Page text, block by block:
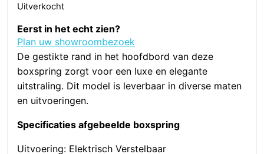
was:
€3.900.€2.925.
Uitverkocht
Eerst in het echt zien?
Plan uw showroombezoek
De gestikte rand in het hoofdbord van deze
boxspring zorgt voor een luxe en elegante
uitstraling. Dit model is leverbaar in diverse maten
en uitvoeringen.
Specificaties afgebeelde boxspring
Uitvoering: Elektrisch Verstelbaar